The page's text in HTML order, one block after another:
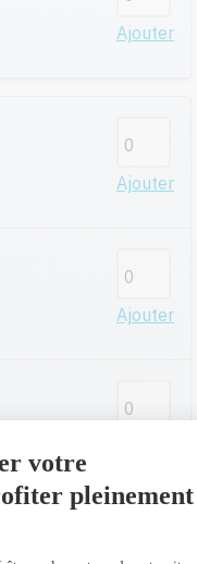
Ajouter
Ajouter
Ajouter